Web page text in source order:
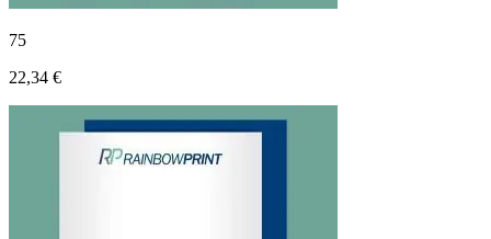
75
22,34 €